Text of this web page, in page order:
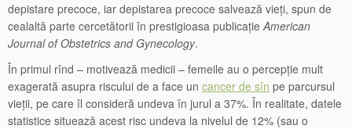
depistare precoce, iar depistarea precoce salvează vieți, spun de
cealaltă parte cercetătorii în prestigioasa publicațieAmerican
Journal of Obstetrics and Gynecology.
În primul rînd – motivează medicii – femeile au o percepție mult
exagerată asupra riscului de a face un cancer de sîn pe parcursul
vieții, pe care îl consideră undeva în jurul a 37%. În realitate, datele
statistice situează acest risc undeva la nivelul de 12% (sau o